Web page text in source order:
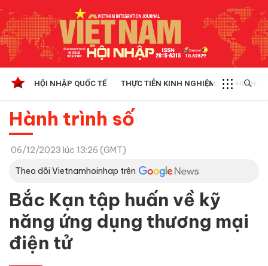
HỘI NHẬP QUỐC TẾ THỰC TIỄN KINH NGHIỆM CHÍNH
Hành trình số
06/12/2023 lúc 13:26 (GMT)
Theo dõi Vietnamhoinhap trên
Bắc Kạn tập huấn về kỹ
năng ứng dụng thương mại
điện tử